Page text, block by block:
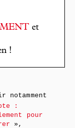
et
!
notamment
:
pour
»,